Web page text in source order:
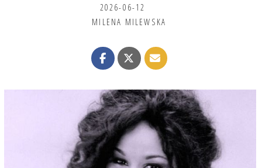
2026-06-12
MILENA MILEWSKA